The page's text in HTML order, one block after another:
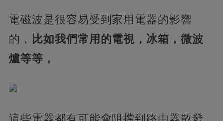
電磁波是很容易受到家用電器的影響
的， 比如我們常用的電視，冰箱，微波
爐等等，
這些電器都有可能會阻擋到路由器散發